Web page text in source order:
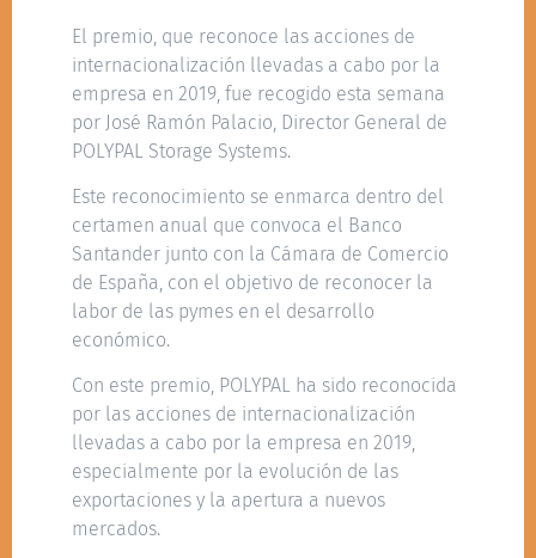
El premio, que reconoce las acciones de
internacionalización llevadas a cabo por la
empresa en 2019, fue recogido esta semana
por José Ramón Palacio, Director General de
POLYPAL Storage Systems.
Este reconocimiento se enmarca dentro del
certamen anual que convoca el Banco
Santander junto con la Cámara de Comercio
de España, con el objetivo de reconocer la
labor de las pymes en el desarrollo
económico.
Con este premio, POLYPAL ha sido reconocida
por las acciones de internacionalización
llevadas a cabo por la empresa en 2019,
especialmente por la evolución de las
exportaciones y la apertura a nuevos
mercados.